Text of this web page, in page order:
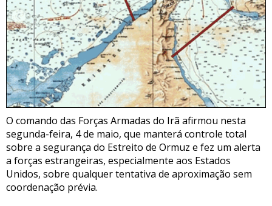
O comando das Forças Armadas do Irã afirmou nesta
segunda-feira, 4 de maio, que manterá controle total
sobre a segurança do Estreito de Ormuz e fez um alerta
a forças estrangeiras, especialmente aos Estados
Unidos, sobre qualquer tentativa de aproximação sem
coordenação prévia.